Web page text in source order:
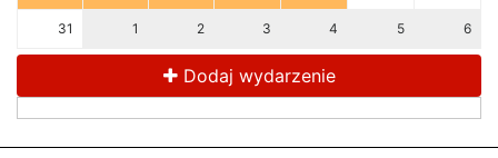
31 1 2 3 4 5 6
Dodaj wydarzenie